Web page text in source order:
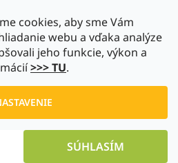
cookies, aby sme Vám
webu a vďaka analýze
jeho funkcie, výkon a
>>> TU.
SÚHLASÍM
@bb-techniks.r.o.7746
. Všetky práva vyhradené.
cookies